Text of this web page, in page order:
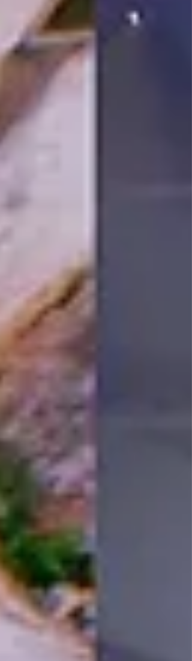
celebração e diversão. No repertório, além das
músicas autorais, o grupo convida o público a
cantar junto trechos de grandes clássicos do rock
L